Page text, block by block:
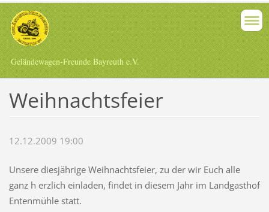
Geländewagen-Freunde Bayreuth e.V.
Weihnachtsfeier
12.12.2009 19:00
Unsere diesjährige Weihnachtsfeier, zu der wir Euch alle
ganz h erzlich einladen, findet in diesem Jahr im Landgasthof
Entenmühle statt.